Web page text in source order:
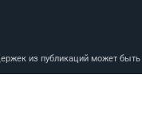
из публикаций может